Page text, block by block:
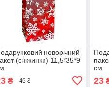
новорічний
(сніжинки) 11,5*35*9
₴ 46 ₴
см
23